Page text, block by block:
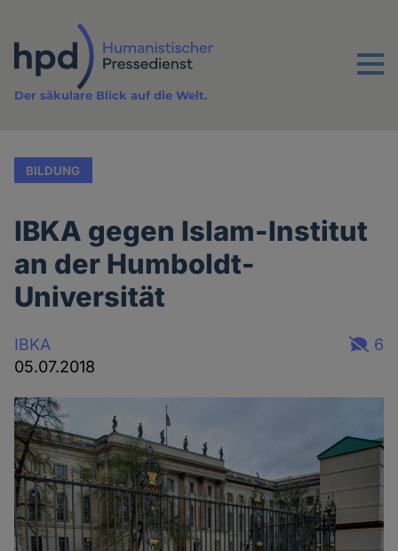
Inhalt
Menu
Der säkulare Blick auf die Welt.
BILDUNG
IBKA gegen Islam-Institut
an der Humboldt-
Universität
IBKA
05.07.2018
6